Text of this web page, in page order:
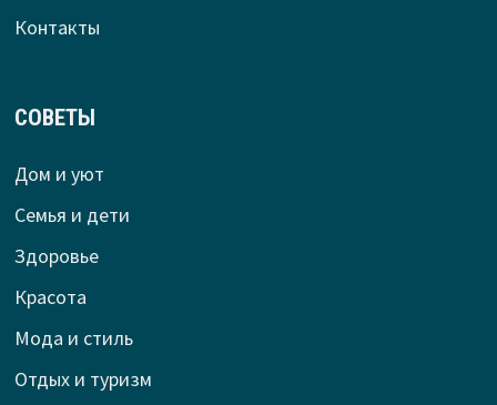
Контакты
СОВЕТЫ
Дом и уют
Семья и дети
Здоровье
Красота
Мода и стиль
Отдых и туризм